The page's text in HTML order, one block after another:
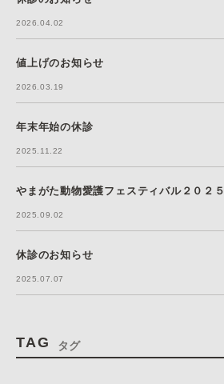
2026.04.02
値上げのお知らせ
2026.03.19
年末年始の休診
2025.11.22
やまがた動物愛護フェスティバル２０２５
2025.09.02
休診のお知らせ
2025.07.07
TAG タグ